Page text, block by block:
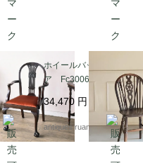
ヘップ
ホガ
【c3
ホイールバックチェ
ア Fc3006B
34,470 円
antiques ruan